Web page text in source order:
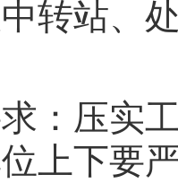
转站、
压实工
上下要